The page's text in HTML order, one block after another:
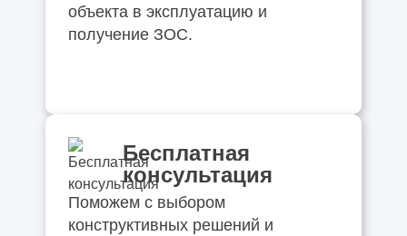
объекта в эксплуатацию и
получение ЗОС.
Бесплатная
консультация
Поможем с выбором
конструктивных решений и